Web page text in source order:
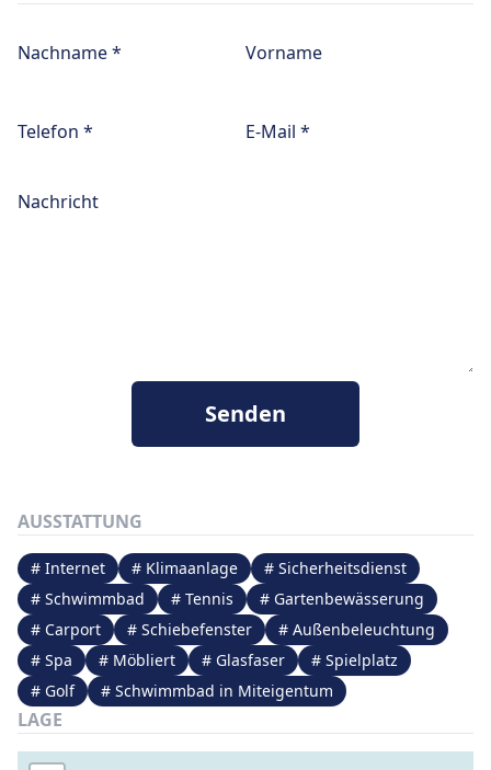
Nachname * Vorname
Telefon * E-Mail *
Nachricht
Senden
AUSSTATTUNG
# Internet # Klimaanlage
# Sicherheitsdienst
# Schwimmbad
# Tennis
# Gartenbewässerung
# Carport
# Schiebefenster
# Außenbeleuchtung
# Spa
# Möbliert # Glasfaser
# Spielplatz
# Golf
# Schwimmbad in Miteigentum
LAGE